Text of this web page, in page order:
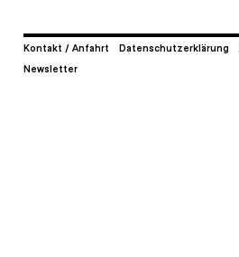
Kontakt / Anfahrt Datenschutzerklärung
Newsletter